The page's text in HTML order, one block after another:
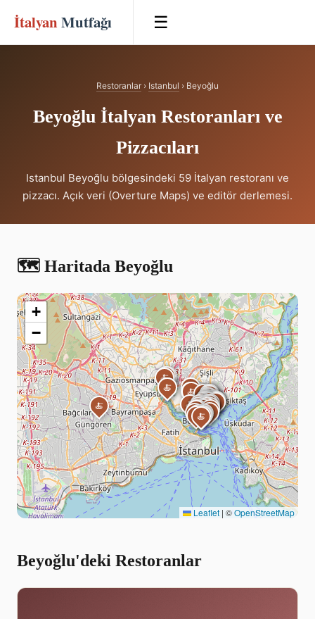
İtalyan Mutfağı ☰
Restoranlar › Istanbul › Beyoğlu
Beyoğlu İtalyan Restoranları ve
Pizzacıları
Istanbul Beyoğlu bölgesindeki 59 İtalyan restoranı ve
pizzacı. Açık veri (Overture Maps) ve editör derlemesi.
🗺️ Haritada Beyoğlu
🍝 🍝🍝
🍝
🍝
🍝
🍝
🍝
🍝
🍝 🍝
🍝
🍝 🍝
🍝
🍝
🍝
🍝🍝🍝
🍝
🍝
🍝
🍝
🍝🍝
🍝
🍝
🍝🍝
🍝🍝
🍝🍝
🍝
🍝
🍝
🍝
🍝
🍝
🍝🍝🍝
🍝🍝
🍝
🍝
🍝
🍝
🍝
🍝
🍝🍝
🍝
🍝 🍝
🍝
🍝
🍝
+
−
Leaflet | ©OpenStreetMap
Beyoğlu'deki Restoranlar